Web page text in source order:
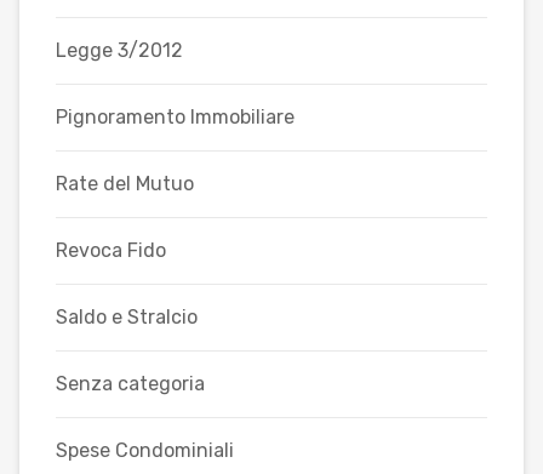
Legge 3/2012
Pignoramento Immobiliare
Rate del Mutuo
Revoca Fido
Saldo e Stralcio
Senza categoria
Spese Condominiali